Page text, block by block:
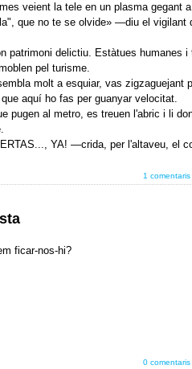
veient la tele en un plasma gegant
que no te se olvide» —diu el vigilant
patrimoni delictiu. Estàtues humanes i
pel turisme.
molt a esquiar, vas zigzaguejant
aquí ho fas per guanyar velocitat.
pugen al metro, es treuen l'abric i li
YA! —crida, per l'altaveu, el
1 comentaris
ficar-nos-hi?
0 comentaris